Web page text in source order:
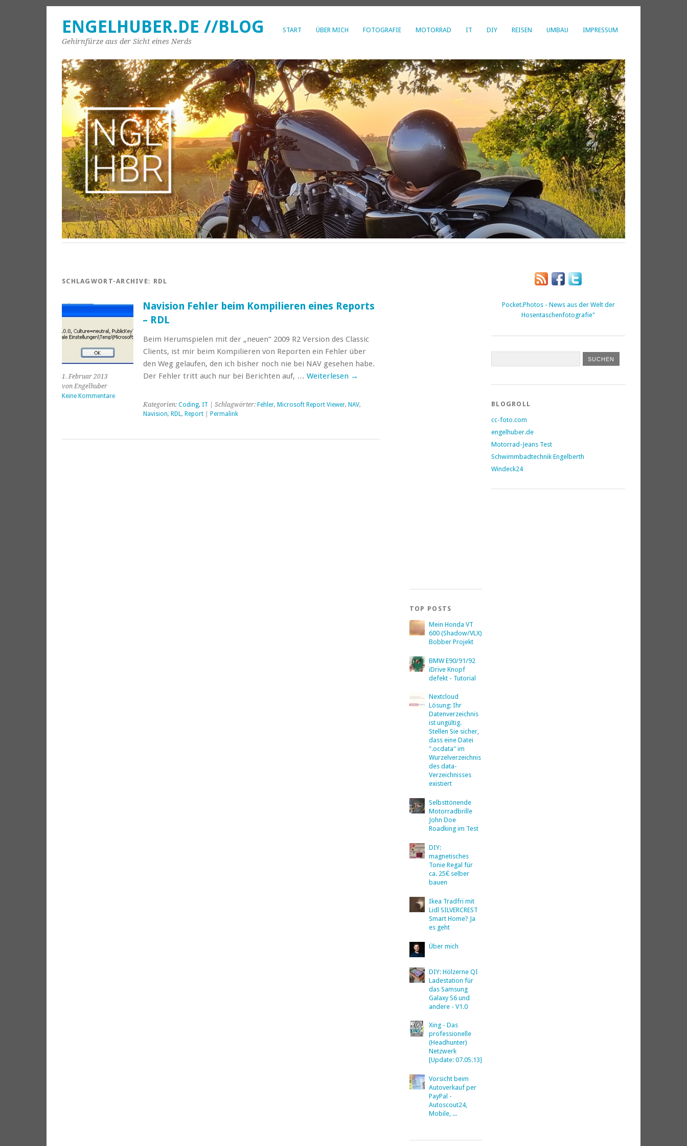
START ÜBER MICH FOTOGRAFIE MOTORRAD IT DIY REISEN UMBAU IMPRESSUM
ENGELHUBER.DE //BLOG
Gehirnfürze aus der Sicht eines Nerds
SCHLAGWORT-ARCHIVE: RDL
1. Februar 2013
von Engelhuber
Keine Kommentare
Navision Fehler beim Kompilieren eines Reports
– RDL
Beim Herumspielen mit der „neuen“ 2009 R2 Version des Classic
Clients, ist mir beim Kompilieren von Reporten ein Fehler über
den Weg gelaufen, den ich bisher noch nie bei NAV gesehen habe.
Der Fehler tritt auch nur bei Berichten auf, … Weiterlesen →
Kategorien: Coding, IT | Schlagwörter: Fehler, Microsoft Report Viewer, NAV,
Navision, RDL , Report| Permalink
TOP POSTS
Mein Honda VT
600 (Shadow/VLX)
Bobber Projekt
BMW E90/91/92
iDrive Knopf
defekt - Tutorial
Nextcloud
Lösung: Ihr
Datenverzeichnis
ist ungültig.
Stellen Sie sicher,
dass eine Datei
".ocdata" im
Wurzelverzeichnis
des data-
Verzeichnisses
existiert
Selbsttönende
Motorradbrille
John Doe
Roadking im Test
DIY:
magnetisches
Tonie Regal für
ca. 25€ selber
bauen
Ikea Tradfri mit
Lidl SILVERCREST
Smart Home? Ja
es geht
Über mich
DIY: Hölzerne QI
Ladestation für
das Samsung
Galaxy S6 und
andere - V1.0
Xing - Das
professionelle
(Headhunter)
Netzwerk
[Update: 07.05.13]
Vorsicht beim
Autoverkauf per
PayPal -
Autoscout24,
Mobile, ...
Pocket.Photos - News aus der Welt der
Hosentaschenfotografie"
BLOGROLL
cc-foto.com
engelhuber.de
Motorrad-Jeans Test
Schwimmbadtechnik Engelberth
Windeck24